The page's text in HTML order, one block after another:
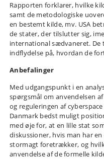
Rapporten forklarer, hvilke
samt de metodologiske
en bestemt kilde, mv. USA
de stater, der tilslutter sig,
international sædvaneret. De
indflydelse på, hvordan de
Anbefalinger
Med udgangspunkt i en
spørgsmål om anvendelsen
og reguleringen af
Danmark bedst muligt
med øje for, at en lille stat
diskussioner, hvis man har
stormagt foretrækker, og
anvendelse af de formelle